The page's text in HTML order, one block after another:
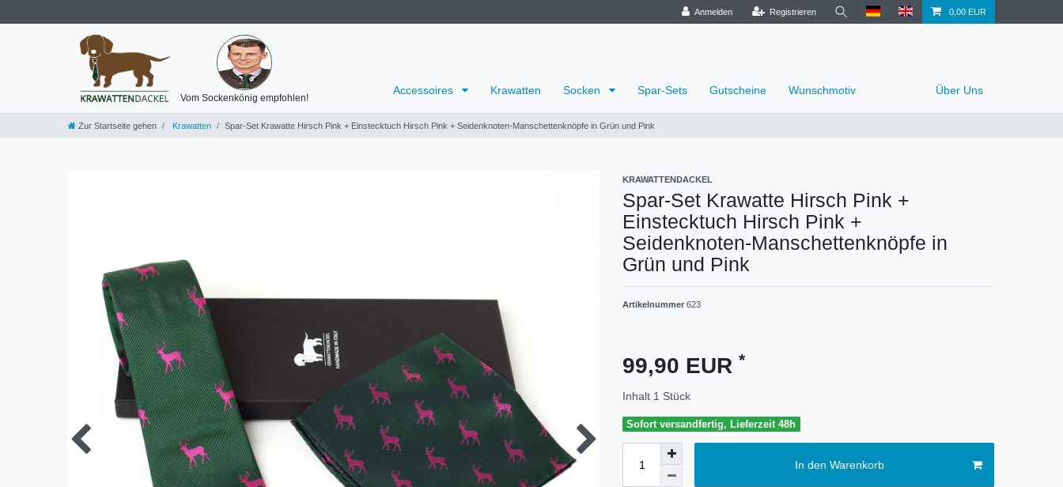
Anmelden Registrieren 0,00 EUR
Vom Sockenkönig empfohlen!
Accessoires Krawatten Socken Spar-Sets Gutscheine Wunschmotiv Über Uns
Zur Startseite gehen Krawatten Spar-Set Krawatte Hirsch Pink + Einstecktuch Hirsch Pink + Seidenknoten-Manschettenknöpfe in Grün und Pink
KRAWATTENDACKEL
Spar-Set Krawatte Hirsch Pink +
Einstecktuch Hirsch Pink +
Seidenknoten-Manschettenknöpfe in
Grün und Pink
Artikelnummer 623
99,90 EUR *
Inhalt 1 Stück
Sofort versandfertig, Lieferzeit 48h
In den Warenkorb